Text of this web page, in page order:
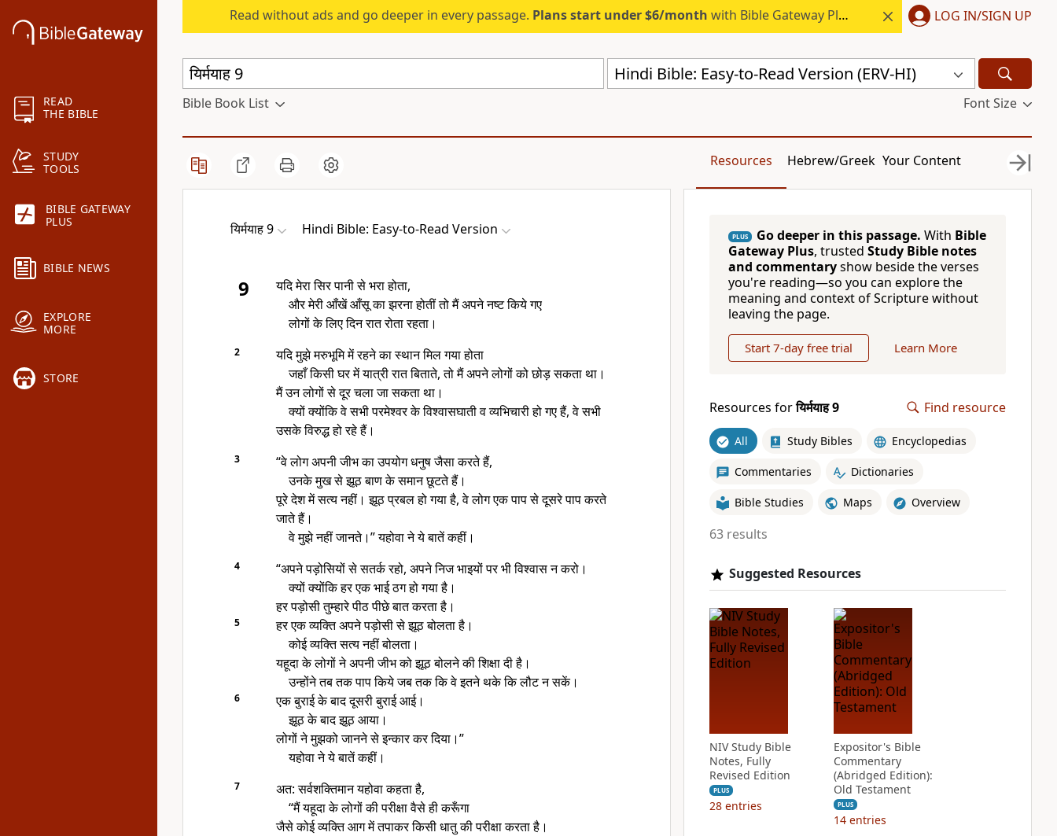
READ
THE BIBLE
STUDY
TOOLS
BIBLE GATEWAY
PLUS
BIBLE NEWS
EXPLORE
MORE
STORE
Read without ads and go deeper in every passage. Plans start under $6/month with Bible Gateway Plus. LOG IN/SIGN UP
Hindi Bible: Easy-to-Read Version (ERV-HI)
Bible Book List Font Size
Resources Hebrew/Greek Your Content
यिर्मयाह 9 Hindi Bible: Easy-to-Read Version
9
यदि मेरा सिर पानी से भरा होता,
और मेरी आँखें आँसू का झरना होतीं तो मैं अपने नष्ट किये गए
लोगों के लिए दिन रात रोता रहता।
2
यदि मुझे मरुभूमि में रहने का स्थान मिल गया होता
जहाँ किसी घर में यात्री रात बिताते, तो मैं अपने लोगों को छोड़ सकता था।
मैं उन लोगों से दूर चला जा सकता था।
क्यों क्योंकि वे सभी परमेश्वर के विश्वासघाती व व्यभिचारी हो गए हैं, वे सभी
उसके विरुद्ध हो रहे हैं।
3
“वे लोग अपनी जीभ का उपयोग धनुष जैसा करते हैं,
उनके मुख से झूठ बाण के समान छूटते हैं।
पूरे देश में सत्य नहीं। झूठ प्रबल हो गया है, वे लोग एक पाप से दूसरे पाप करते
जाते हैं।
वे मुझे नहीं जानते।” यहोवा ने ये बातें कहीं।
4
“अपने पड़ोसियों से सतर्क रहो, अपने निज भाइयों पर भी विश्वास न करो।
क्यों क्योंकि हर एक भाई ठग हो गया है।
हर पड़ोसी तुम्हारे पीठ पीछे बात करता है।
5
हर एक व्यक्ति अपने पड़ोसी से झूठ बोलता है।
कोई व्यक्ति सत्य नहीं बोलता।
यहूदा के लोगों ने अपनी जीभ को झूठ बोलने की शिक्षा दी है।
उन्होंने तब तक पाप किये जब तक कि वे इतने थके कि लौट न सकें।
6
एक बुराई के बाद दूसरी बुराई आई।
झूठ के बाद झूठ आया।
लोगों ने मुझको जानने से इन्कार कर दिया।”
यहोवा ने ये बातें कहीं।
7
अत: सर्वशक्तिमान यहोवा कहता है,
“मैं यहूदा के लोगों की परीक्षा वैसे ही करूँगा
जैसे कोई व्यक्ति आग में तपाकर किसी धातु की परीक्षा करता है।
PLUS Go deeper in this passage. With Bible
Gateway Plus, trusted Study Bible notes
and commentaryshow beside the verses
you're reading—so you can explore the
meaning and context of Scripture without
leaving the page.
Start 7-day free trial Learn More
Resources forयिर्मयाह 9 Find resource
All Study Bibles Encyclopedias
Commentaries Dictionaries
Bible Studies Maps Overview
63 results
Suggested Resources
NIV Study Bible
Notes, Fully
Revised Edition
PLUS
28 entries
Expositor's Bible
Commentary
(Abridged Edition):
Old Testament
PLUS
14 entries